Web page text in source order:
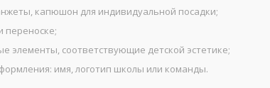
капюшон для индивидуальной посадки;
переноске;
элементы, соответствующие детской эстетике;
имя, логотип школы или команды.